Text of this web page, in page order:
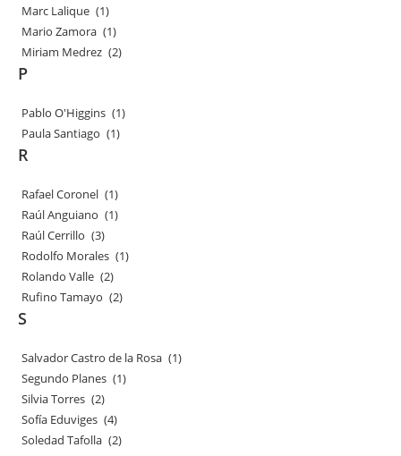
Marc Lalique (1)
Mario Zamora (1)
Miriam Medrez (2)
P
Pablo O'Higgins (1)
Paula Santiago (1)
R
Rafael Coronel (1)
Raúl Anguiano (1)
Raúl Cerrillo (3)
Rodolfo Morales (1)
Rolando Valle (2)
Rufino Tamayo (2)
S
Salvador Castro de la Rosa (1)
Segundo Planes (1)
Silvia Torres (2)
Sofía Eduviges (4)
Soledad Tafolla (2)